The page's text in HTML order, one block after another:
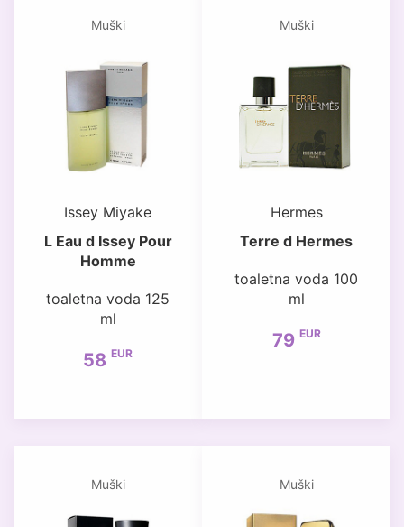
Muški
Issey Miyake
L Eau d Issey Pour
Homme
toaletna voda 125
ml
58 EUR
Muški
Hermes
Terre d Hermes
toaletna voda 100
ml
79 EUR
Muški Muški